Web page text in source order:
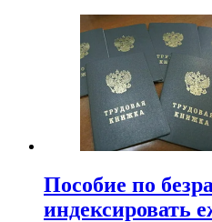
Пособие по
индексировать